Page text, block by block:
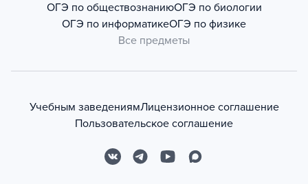
ОГЭ по обществознаниюОГЭ по биологии
ОГЭ по информатикеОГЭ по физике
Все предметы
Учебным заведениямЛицензионное соглашение
Пользовательское соглашение